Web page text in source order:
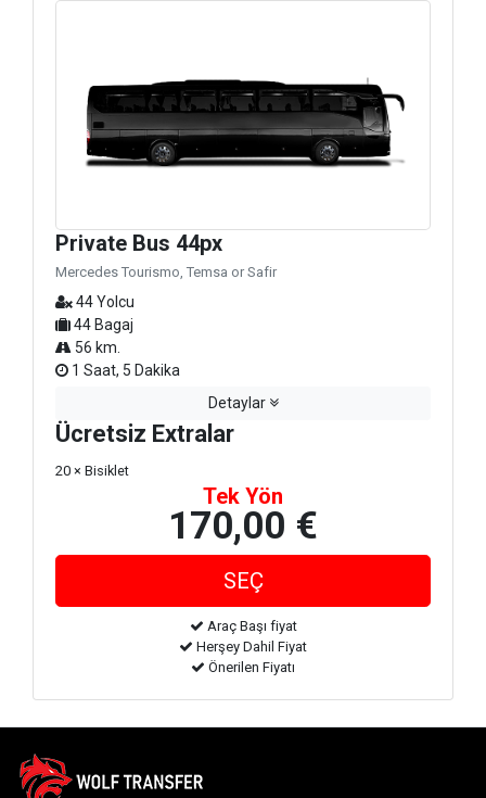
Private Bus 44px
Mercedes Tourismo, Temsa or Safir
44 Yolcu
44 Bagaj
56 km.
1 Saat, 5 Dakika
Detaylar
Ücretsiz Extralar
20 × Bisiklet
Tek Yön
170,00 €
Araç Başı fiyat
Herşey Dahil Fiyat
Önerilen Fiyatı